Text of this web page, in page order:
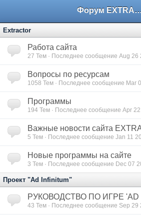
Форум
Extractor
Работа сайта
27 Тем · Последнее сообщение Aug 26
Вопросы по ресурсам
1058 Тем · Последнее сообщение Mar
Программы
194 Тем · Последнее сообщение Apr
Важные новости сайта
5 Тем · Последнее сообщение Jan 11
Новые программы на сайте
3 Тем · Последнее сообщение Dec 07
Проект "Ad Infinitum"
РУКОВОДСТВО ПО ИГРЕ 'AD
43 Тем · Последнее сообщение Sep 29